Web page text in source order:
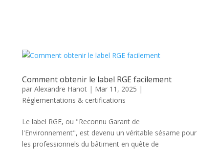
Comment obtenir le label RGE facilement
par Alexandre Hanot| Mar 11, 2025 |
Réglementations & certifications
Le label RGE, ou "Reconnu Garant de
l'Environnement", est devenu un véritable sésame pour
les professionnels du bâtiment en quête de